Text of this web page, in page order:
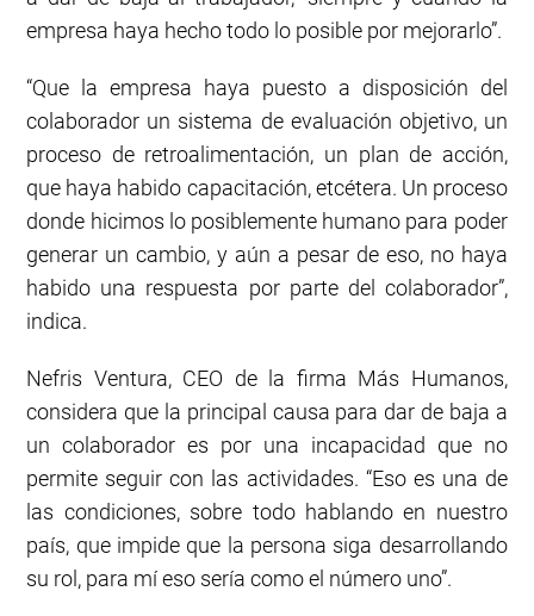
empresa haya hecho todo lo posible por mejorarlo”.
“Que la empresa haya puesto a disposición del
colaborador un sistema de evaluación objetivo, un
proceso de retroalimentación, un plan de acción,
que haya habido capacitación, etcétera. Un proceso
donde hicimos lo posiblemente humano para poder
generar un cambio, y aún a pesar de eso, no haya
habido una respuesta por parte del colaborador”,
indica.
Nefris Ventura, CEO de la firma Más Humanos,
considera que la principal causa para dar de baja a
un colaborador es por una incapacidad que no
permite seguir con las actividades. “Eso es una de
las condiciones, sobre todo hablando en nuestro
país, que impide que la persona siga desarrollando
su rol, para mí eso sería como el número uno”.